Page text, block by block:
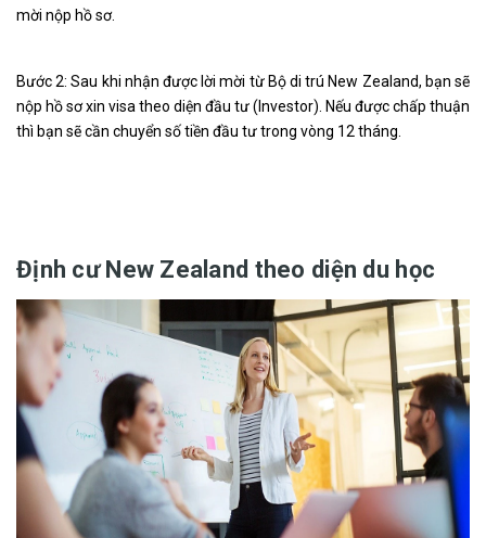
mời nộp hồ sơ.
Bước 2: Sau khi nhận được lời mời từ Bộ di trú New Zealand, bạn sẽ
nộp hồ sơ xin visa theo diện đầu tư (Investor). Nếu được chấp thuận
thì bạn sẽ cần chuyển số tiền đầu tư trong vòng 12 tháng.
Định cư New Zealand theo diện du học